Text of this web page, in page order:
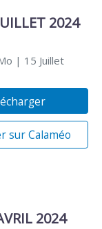
2024
| 15 Juillet
sur Calaméo
2024